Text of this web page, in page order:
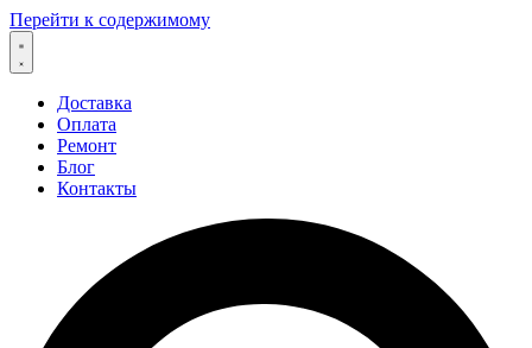
Перейти к содержимому
Доставка
Оплата
Ремонт
Блог
Контакты